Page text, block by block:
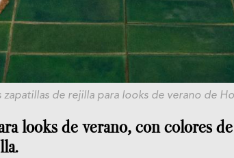
zapatillas de rejilla para looks de verano de
looks de verano, con colores